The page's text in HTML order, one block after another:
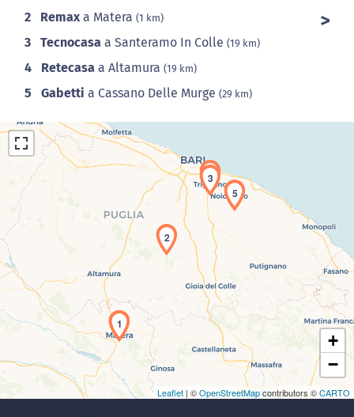
2 Remax a Matera (1 km)
3 Tecnocasa a Santeramo In Colle (19 km)
4 Retecasa a Altamura (19 km)
5 Gabetti a Cassano Delle Murge (29 km)
Caricamento della carta in corso...
1
2
3
4
5
+
−
Leaflet | ©OpenStreetMapcontributors ©CARTO